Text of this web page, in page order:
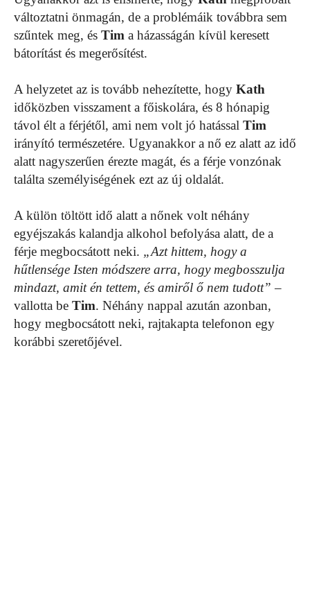
változtatni önmagán, de a problémáik továbbra sem
szűntek meg, és Tim a házasságán kívül keresett
bátorítást és megerősítést.
A helyzetet az is tovább nehezítette, hogy Kath
időközben visszament a főiskolára, és 8 hónapig
távol élt a férjétől, ami nem volt jó hatással Tim
irányító természetére. Ugyanakkor a nő ez alatt az idő
alatt nagyszerűen érezte magát, és a férje vonzónak
találta személyiségének ezt az új oldalát.
A külön töltött idő alatt a nőnek volt néhány
egyéjszakás kalandja alkohol befolyása alatt, de a
férje megbocsátott neki. „Azt hittem, hogy a
hűtlensége Isten módszere arra, hogy megbosszulja
mindazt, amit én tettem, és amiről ő nem tudott” –
vallotta be Tim. Néhány nappal azután azonban,
hogy megbocsátott neki, rajtakapta telefonon egy
korábbi szeretőjével.